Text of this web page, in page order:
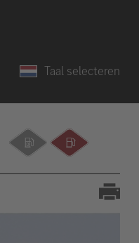
Taal selecteren